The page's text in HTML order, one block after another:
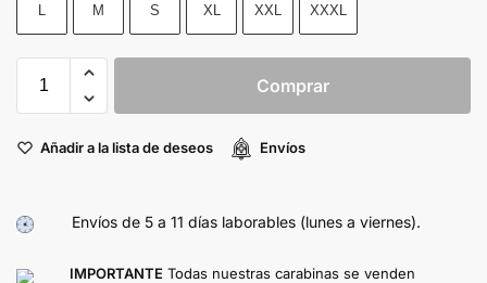
L M S XL XXL XXXL
Comprar
Añadir a la lista de deseos Envíos
Envíos de 5 a 11 días laborables (lunes a viernes).
IMPORTANTE Todas nuestras carabinas se venden